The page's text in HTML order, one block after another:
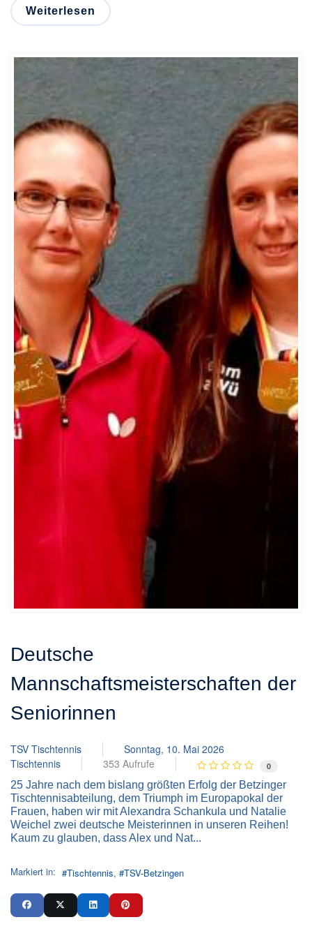
Weiterlesen
Deutsche
Mannschaftsmeisterschaften der
Seniorinnen
TSV Tischtennis
Sonntag, 10. Mai 2026
Tischtennis
353 Aufrufe 0
25 Jahre nach dem bislang größten Erfolg der Betzinger
Tischtennisabteilung, dem Triumph im Europapokal der
Frauen, haben wir mit Alexandra Schankula und Natalie
Weichel zwei deutsche Meisterinnen in unseren Reihen!
Kaum zu glauben, dass Alex und Nat...
Markiert in: Tischtennis TSV-Betzingen